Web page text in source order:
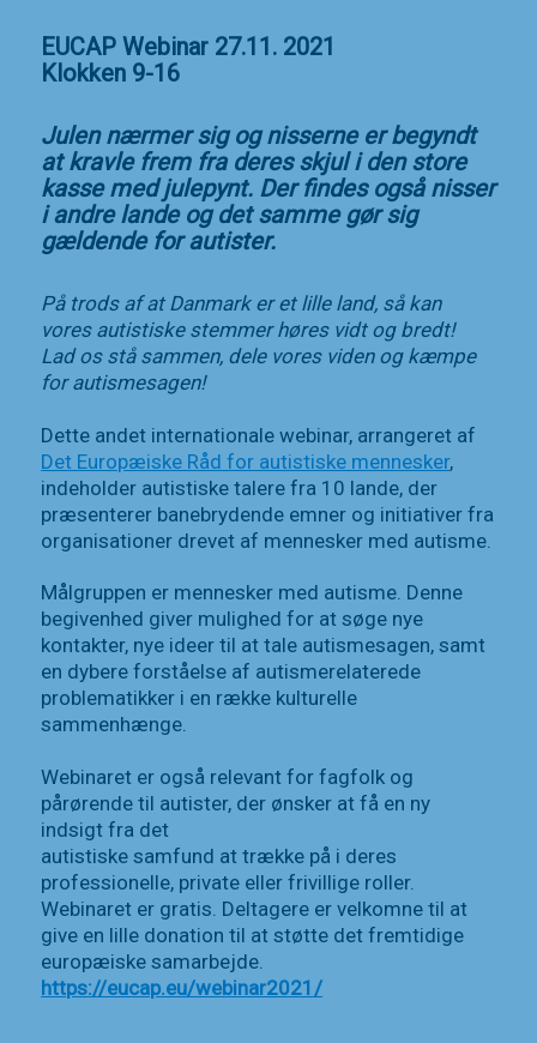
EUCAP Webinar 27.11. 2021
Klokken 9-16
Julen nærmer sig og nisserne er begyndt
at kravle frem fra deres skjul i den store
kasse med julepynt. Der findes også nisser
i andre lande og det samme gør sig
gældende for autister.
På trods af at Danmark er et lille land, så kan
vores autistiske stemmer høres vidt og bredt!
Lad os stå sammen, dele vores viden og kæmpe
for autismesagen!
Dette andet internationale webinar, arrangeret af
Det Europæiske Råd for autistiske mennesker,
indeholder autistiske talere fra 10 lande, der
præsenterer banebrydende emner og initiativer fra
organisationer drevet af mennesker med autisme.
Målgruppen er mennesker med autisme. Denne
begivenhed giver mulighed for at søge nye
kontakter, nye ideer til at tale autismesagen, samt
en dybere forståelse af autismerelaterede
problematikker i en række kulturelle
sammenhænge.
Webinaret er også relevant for fagfolk og
pårørende til autister, der ønsker at få en ny
indsigt fra det
autistiske samfund at trække på i deres
professionelle, private eller frivillige roller.
Webinaret er gratis. Deltagere er velkomne til at
give en lille donation til at støtte det fremtidige
europæiske samarbejde.
https://eucap.eu/webinar2021/